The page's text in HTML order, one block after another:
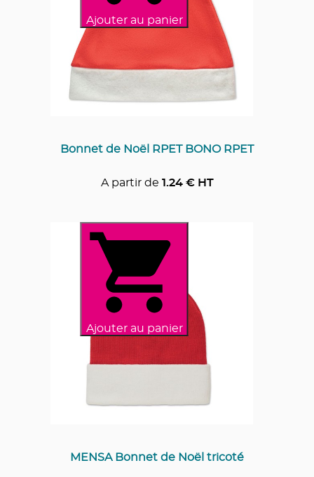
Ajouter au panier
Bonnet de Noël RPET BONO RPET
A partir de 1.24€ HT
Ajouter au panier
MENSA Bonnet de Noël tricoté